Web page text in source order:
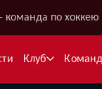
команда по хоккею
Клуб